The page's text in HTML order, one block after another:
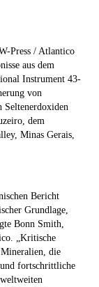
Press / Atlantico
aus dem
Instrument 43-
von
Seltenerdoxiden
dem
Minas Gerais,
Bericht
Grundlage,
Bonn Smith,
„Kritische
die
fortschrittliche